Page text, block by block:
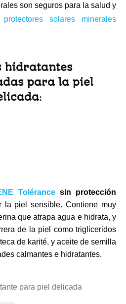
son seguros para la salud y
protectores solares minerales
hidratantes
para la piel
Tolérancesin protección
la piel sensible. Contiene muy
que atrapa agua e hidrata, y
de la piel como trigliceridos
de karité, y aceite de semilla
calmantes e hidratantes.